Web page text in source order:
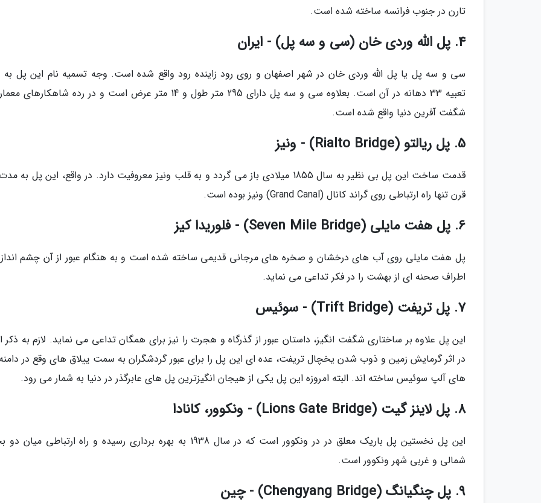
تارن در جنوب فرانسه ساخته شده است.
4. پل الله وردی خان (سی و سه پل) - ایران
سی و سه پل یا پل الله وردی خان در شهر اصفهان و روی رود زاینده رود واقع شده است. وجه تسمیه نام این پل
تعبیه 33 دهانه در آن است. بعلاوه سی و سه پل دارای 295 متر طول و 14 متر عرض است و در رده
شگفت آفرین دنیا واقع شده است.
5. پل ریالتو (Rialto Bridge) - ونیز
قدمت ساخت این پل بی نظیر به سال 1855 میلادی باز می گردد و به قلب ونیز معروفیت دارد. در واقع، این پل به
قرن تنها راه ارتباطی روی گراند کانال (Grand Canal) ونیز بوده است.
6. پل هفت مایلی (Seven Mile Bridge) - فلوریدا کیز
پل هفت مایلی روی آب های درخشان و صخره های مرجانی قدیمی ساخته شده است و به هنگام عبور از آن چشم
اطراف صحنه ای از بهشت را در فکر تداعی می نماید.
7. پل تریفت (Trift Bridge) - سوئیس
این پل علاوه بر ساختاری شگفت انگیز، داستان عبور از گذرگاه و هجرت را نیز برای همگان تداعی می نماید. لازم به
در اثر گرمایش زمین و ذوب شدن یخچال تریفت، عده ای این پل را برای عبور گردشگران به سمت ییلاق های وقع در
های آلپ سوئیس ساخته اند. البته امروزه این پل یکی از هیجان انگیزترین پل های عابرگذر در دنیا به شمار می رود.
8. پل لاینز گیت (Lions Gate Bridge) - ونکوور، کانادا
این پل نخستین پل باریک معلق در در ونکوور است که در سال 1938 به بهره برداری رسیده و راه ارتباطی
شمالی و غربی شهر ونکوور است.
9. پل چنگیانگ (Chengyang Bridge) - چین